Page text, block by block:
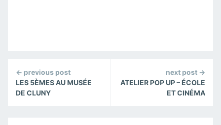
Continue
Reading
← previous post
LES 5ÈMES AU MUSÉE
DE CLUNY
next post →
ATELIER POP UP – ÉCOLE
ET CINÉMA